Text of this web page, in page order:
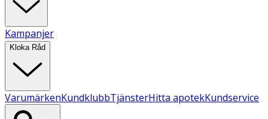
Kampanjer
Kloka Råd
VarumärkenKundklubbTjänsterHitta apotekKundservice